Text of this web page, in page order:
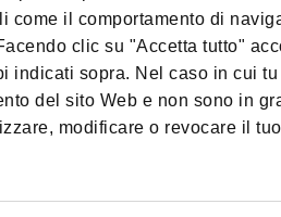
come il comportamento di
clic su "Accetta tutto"
indicati sopra. Nel caso in cui
del sito Web e non sono in
modificare o revocare il
Termini e condizioni
sulle nostre pagine
- Amgen Inc. Tutti i diritti